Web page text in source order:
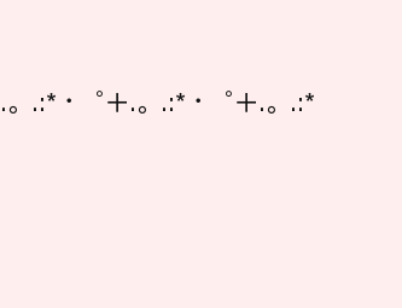
.:*・゜＋.。.:*・゜＋.。.:*